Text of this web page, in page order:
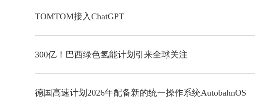
TOMTOM接入ChatGPT
300亿！巴西绿色氢能计划引来全球关注
德国高速计划2026年配备新的统一操作系统AutobahnOS